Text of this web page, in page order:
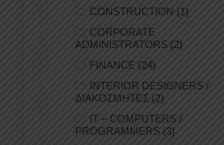
CONSTRUCTION (1)
CORPORATE
ADMINISTRATORS (2)
FINANCE (24)
INTERIOR DESIGNERS /
ΔΙΑΚΟΣΜΗΤΕΣ (2)
IT – COMPUTERS /
PROGRAMMERS (3)